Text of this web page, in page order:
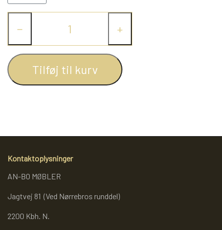
REOL EDGE
REOL MISTRAL
REOL SIGN
BOGREOLER 40 CM DYBDE
VÆGPANELER
SPEJLE
− +
Tilføj til kurv
Kontaktoplysninger
AN-BO MØBLER
Jagtvej 81 (Ved Nørrebros runddel)
2200 Kbh. N.